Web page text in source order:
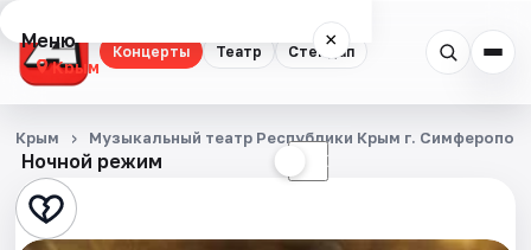
Концерты Театр Стендап
Меню ×
Крым
Концерты
Театр
Стендап
Ночной режим ☾
Крым Музыкальный театр Республики Крым г.